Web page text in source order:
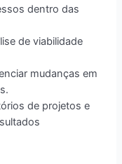
dentro das
de viabilidade
mudanças em
de projetos e